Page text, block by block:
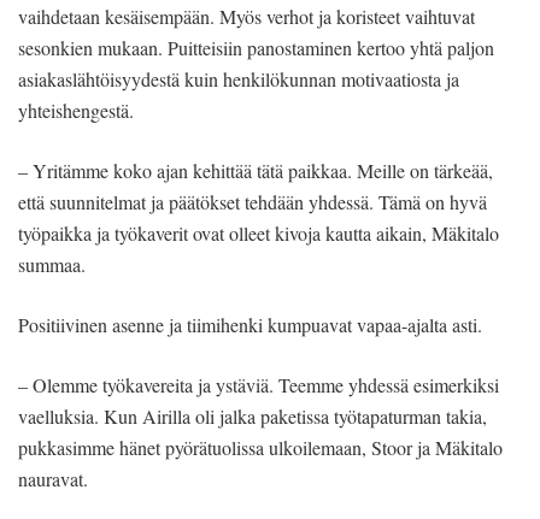
vaihdetaan kesäisempään. Myös verhot ja koristeet vaihtuvat
sesonkien mukaan. Puitteisiin panostaminen kertoo yhtä paljon
asiakaslähtöisyydestä kuin henkilökunnan motivaatiosta ja
yhteishengestä.
– Yritämme koko ajan kehittää tätä paikkaa. Meille on tärkeää,
että suunnitelmat ja päätökset tehdään yhdessä. Tämä on hyvä
työpaikka ja työkaverit ovat olleet kivoja kautta aikain, Mäkitalo
summaa.
Positiivinen asenne ja tiimihenki kumpuavat vapaa-ajalta asti.
– Olemme työkavereita ja ystäviä. Teemme yhdessä esimerkiksi
vaelluksia. Kun Airilla oli jalka paketissa työtapaturman takia,
pukkasimme hänet pyörätuolissa ulkoilemaan, Stoor ja Mäkitalo
nauravat.